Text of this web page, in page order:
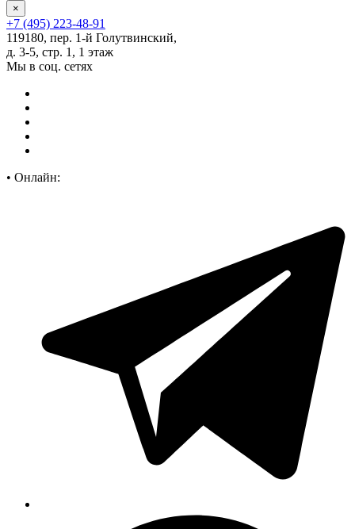
×
+7 (495) 223-48-91
119180, пер. 1-й Голутвинский,
д. 3-5, стр. 1, 1 этаж
Мы в соц. сетях
• Онлайн: